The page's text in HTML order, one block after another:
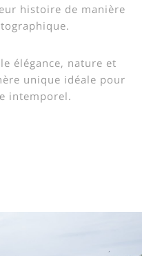
histoire de manière
élégance, nature et
unique idéale pour
intemporel.